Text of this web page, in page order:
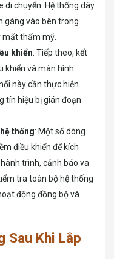
di chuyển. Hệ thống dây
gàng vào bên trong
mất thẩm mỹ.
khiển: Tiếp theo, kết
khiển và màn hình
này cần thực hiện
tín hiệu bị gián đoạn
thống: Một số dòng
điều khiển để kích
trình, cảnh báo va
tra toàn bộ hệ thống
động đồng bộ và
Sau Khi Lắp